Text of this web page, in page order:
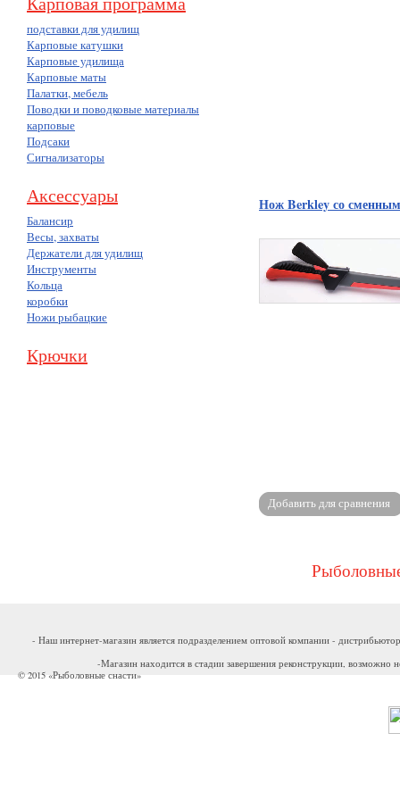
подставки для удилищ
Карповые катушки
Карповые удилища
Карповые маты
Палатки, мебель
Поводки и поводковые материалы
карповые
Подсаки
Сигнализаторы
Аксессуары
Балансир
Весы, захваты
Держатели для удилищ
Инструменты
Кольца
коробки
Ножи рыбацкие
Крючки
Нож Berkley со
- Наш интернет-магазин является подразделением оптовой компании -
-Магазин находится в стадии завершения реконструкции, возможно
© 2015 «Рыболовные снасти»